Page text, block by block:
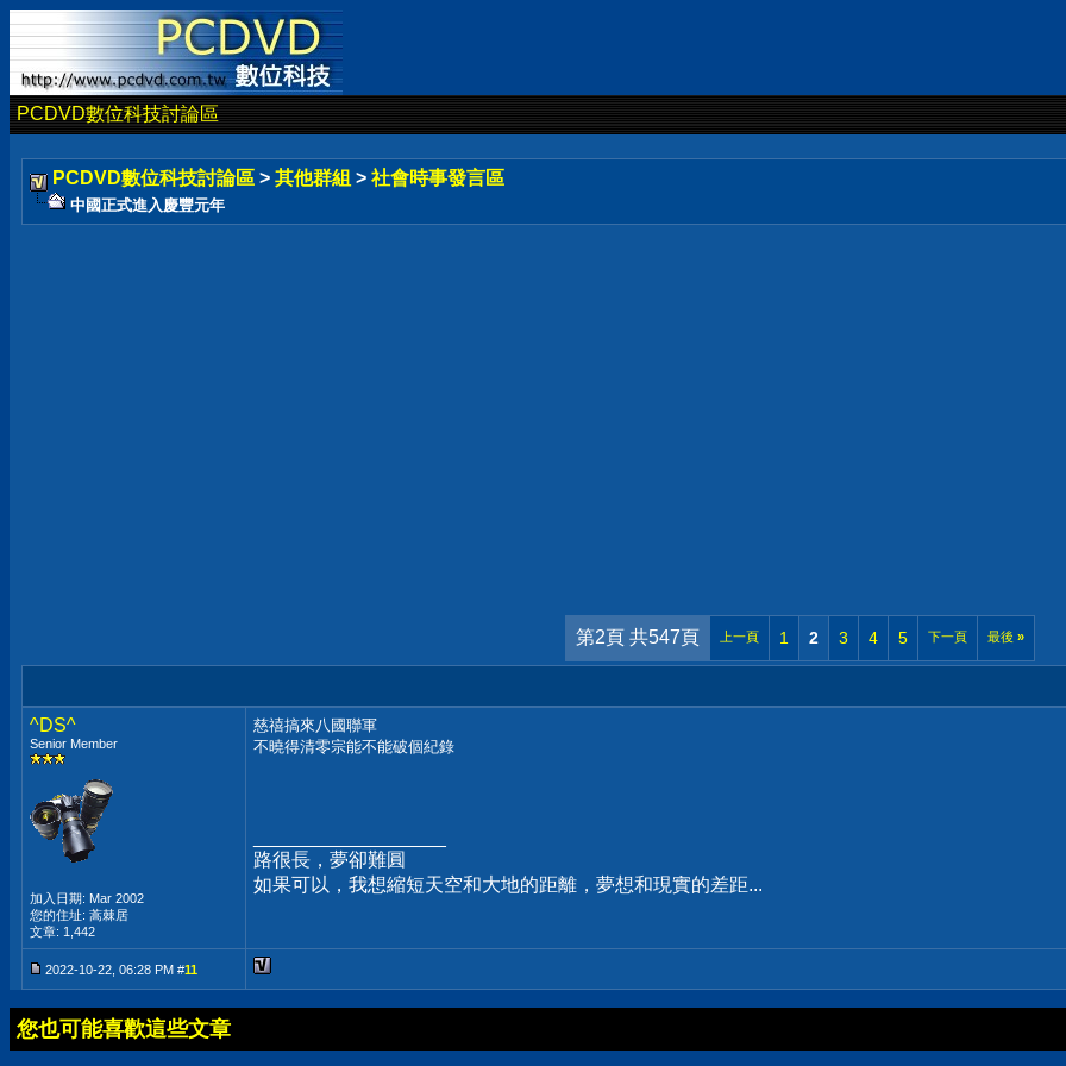
PCDVD數位科技討論區
PCDVD數位科技討論區 > 其他群組 > 社會時事發言區
中國正式進入慶豐元年
第2頁 共547頁 上一頁 1 2 3 4 5 下一頁 最後 »
^DS^
Senior Member
加入日期: Mar 2002
您的住址: 蒿棘居
文章: 1,442
慈禧搞來八國聯軍
不曉得清零宗能不能破個紀錄
路很長，夢卻難圓
如果可以，我想縮短天空和大地的距離，夢想和現實的差距...
2022-10-22, 06:28 PM #11
您也可能喜歡這些文章